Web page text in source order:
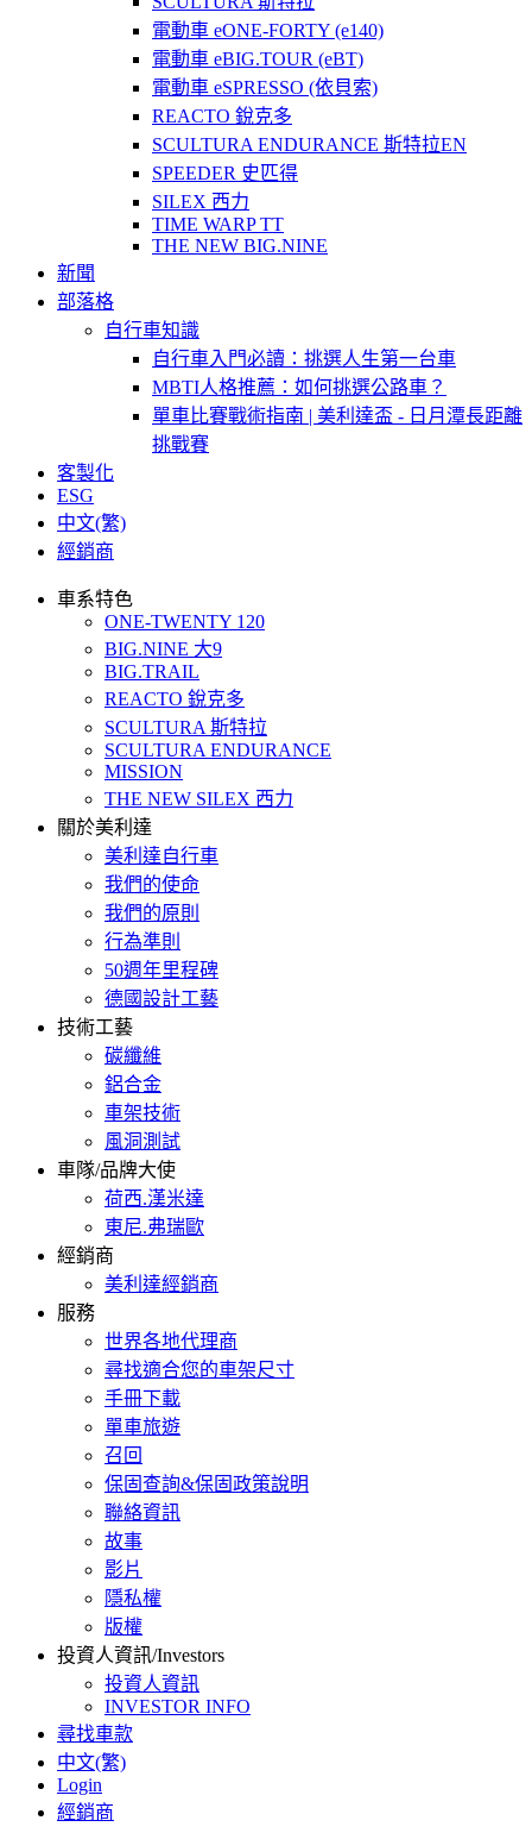
電動車 eONE-FORTY (e140)
電動車 eBIG.TOUR (eBT)
電動車 eSPRESSO (依貝索)
REACTO 銳克多
SCULTURA ENDURANCE 斯特拉EN
SPEEDER 史匹得
SILEX 西力
TIME WARP TT
THE NEW BIG.NINE
新聞
部落格
自行車知識
自行車入門必讀：挑選人生第一台車
MBTI人格推薦：如何挑選公路車？
單車比賽戰術指南 | 美利達盃 - 日月潭長距離
挑戰賽
客製化
ESG
中文(繁)
經銷商
車系特色
ONE-TWENTY 120
BIG.NINE 大9
BIG.TRAIL
REACTO 銳克多
SCULTURA 斯特拉
SCULTURA ENDURANCE
MISSION
THE NEW SILEX 西力
關於美利達
美利達自行車
我們的使命
我們的原則
行為準則
50週年里程碑
德國設計工藝
技術工藝
碳纖維
鋁合金
車架技術
風洞測試
車隊/品牌大使
荷西.漢米達
東尼.弗瑞歐
經銷商
美利達經銷商
服務
世界各地代理商
尋找適合您的車架尺寸
手冊下載
單車旅遊
召回
保固查詢&保固政策說明
聯絡資訊
故事
影片
隱私權
版權
投資人資訊/Investors
投資人資訊
INVESTOR INFO
尋找車款
中文(繁)
Login
經銷商